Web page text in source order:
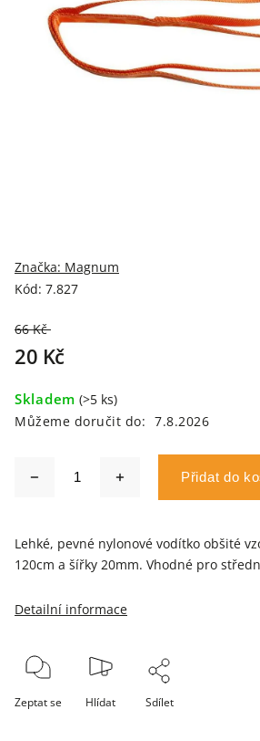
Kód: 7.827
Značka: Magnum
66 Kč
20 Kč
Skladem (>5 ks)
Můžeme doručit do: 7.8.2026
Přidat do
Lehké, pevné nylonové vodítko obšité
120cm a šířky 20mm. Vhodné pro
Detailní informace
Zeptat se Hlídat Sdílet